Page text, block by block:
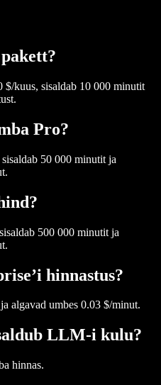
$/kuus, sisaldab 10 000 minutit
Pro?
50 000 minutit ja
500 000 minutit ja
hinnastus?
algavad umbes 0.03 $/minut.
LLM-i kulu?
hinnas.